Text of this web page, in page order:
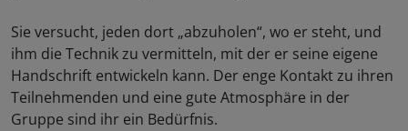
Sie versucht, jeden dort „abzuholen“, wo er steht, und
ihm die Technik zu vermitteln, mit der er seine eigene
Handschrift entwickeln kann. Der enge Kontakt zu ihren
Teilnehmenden und eine gute Atmosphäre in der
Gruppe sind ihr ein Bedürfnis.